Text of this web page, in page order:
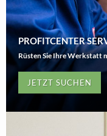
PROFITCENTER
Rüsten Sie Ihre Werkstatt
JETZT SUCHEN